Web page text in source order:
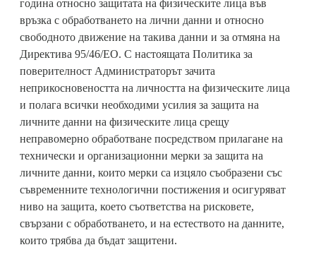
година относно защитата на физическите лица във
връзка с обработването на лични данни и относно
свободното движение на такива данни и за отмяна на
Директива 95/46/ЕО. С настоящата Политика за
поверителност Администраторът зачита
неприкосновеността на личността на физическите лица
и полага всички необходими усилия за защита на
личните данни на физическите лица срещу
неправомерно обработване посредством прилагане на
технически и организационни мерки за защита на
личните данни, които мерки са изцяло съобразени със
съвременните технологични постижения и осигуряват
ниво на защита, което съответства на рисковете,
свързани с обработването, и на естеството на данните,
които трябва да бъдат защитени.